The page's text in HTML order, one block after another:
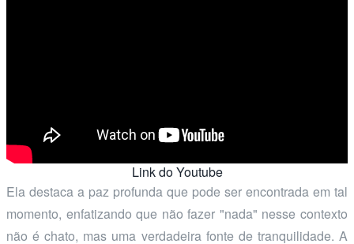
Link do Youtube
Ela destaca a paz profunda que pode ser encontrada em tal
momento, enfatizando que não fazer "nada" nesse contexto
não é chato, mas uma verdadeira fonte de tranquilidade. A